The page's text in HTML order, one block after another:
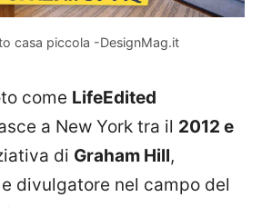
casa piccola -DesignMag.it
come LifeEdited
a New York tra il 2012 e
di Graham Hill,
divulgatore nel campo del